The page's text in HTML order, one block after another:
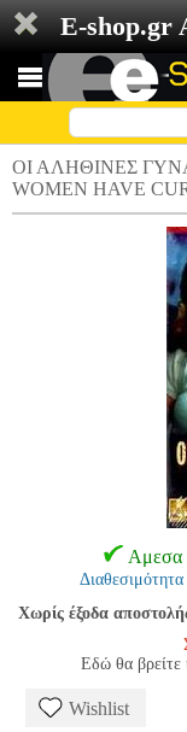
E-shop.gr
ΟΙ ΑΛΗΘΙΝΕΣ
WOMEN HAVE
Αμεσα
Χωρίς έξοδα
Εδώ θα βρείτε
Wishlist